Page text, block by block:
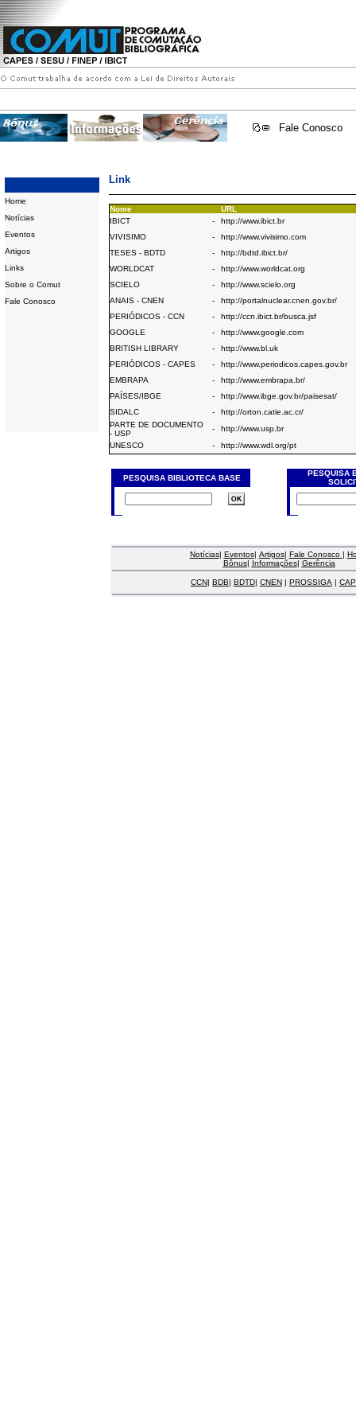
Fale Conosco
Home
Notícias
Eventos
Artigos
Links
Sobre o Comut
Fale Conosco
Link
Nome
URL
IBICT
-
http://www.ibict.br
VIVISIMO
-
http://www.vivisimo.com
TESES - BDTD
-
http://bdtd.ibict.br/
WORLDCAT
-
http://www.worldcat.org
SCIELO
-
http://www.scielo.org
ANAIS - CNEN
-
http://portalnuclear.cnen.gov.br/
PERIÓDICOS - CCN
-
http://ccn.ibict.br/busca.jsf
GOOGLE
-
http://www.google.com
BRITISH LIBRARY
-
http://www.bl.uk
PERIÓDICOS - CAPES
-
http://www.periodicos.capes.gov.br
EMBRAPA
-
http://www.embrapa.br/
PAÍSES/IBGE
-
http://www.ibge.gov.br/paisesat/
SIDALC
-
http://orton.catie.ac.cr/
PARTE DE DOCUMENTO
- USP
-
http://www.usp.br
UNESCO
- http://www.wdl.org/pt
PESQUISA BIBLIOTECA BASE
PESQUISA
Notícias| Eventos| Artigos| Fale Conosco |
Bônus| Informações| Gerência
CCN| BDB| BDTD| CNEN | PROSSIGA |